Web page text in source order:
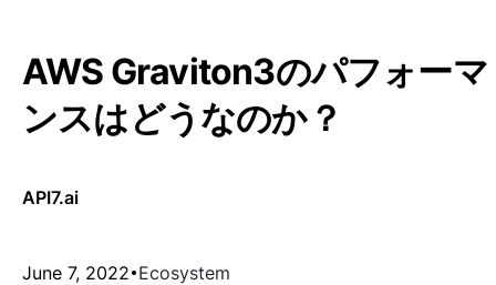
AWS Graviton3のパフォーマ
ンスはどうなのか？
API7.ai
June 7, 2022 Ecosystem